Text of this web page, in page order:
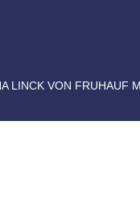
LINCK VON FRUHAUF